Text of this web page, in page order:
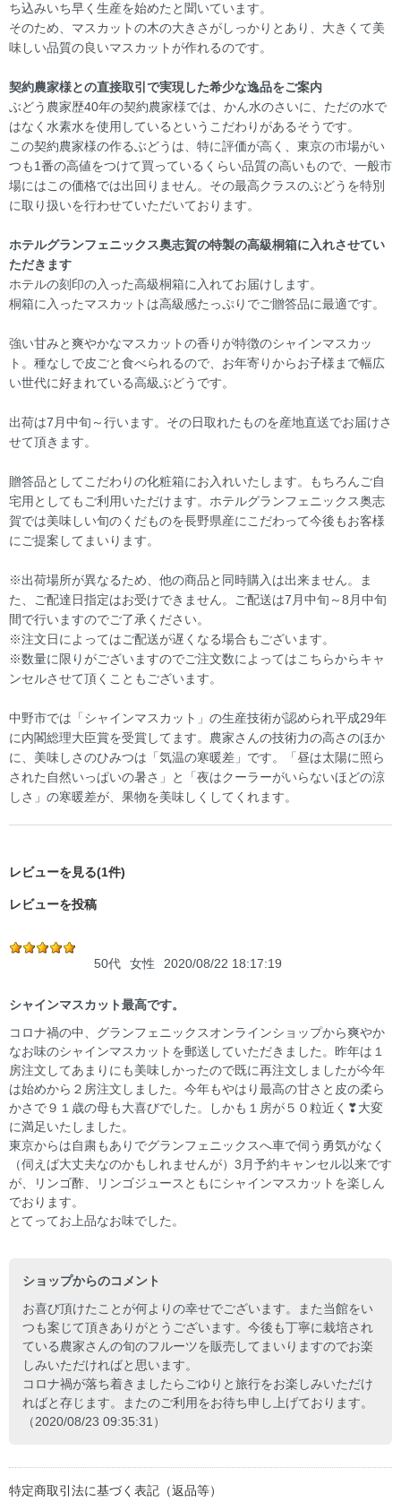
ち込みいち早く生産を始めたと聞いています。
そのため、マスカットの木の大きさがしっかりとあり、大きくて美
味しい品質の良いマスカットが作れるのです。
契約農家様との直接取引で実現した希少な逸品をご案内
ぶどう農家歴40年の契約農家様では、かん水のさいに、ただの水で
はなく水素水を使用しているというこだわりがあるそうです。
この契約農家様の作るぶどうは、特に評価が高く、東京の市場がい
つも1番の高値をつけて買っているくらい品質の高いもので、一般市
場にはこの価格では出回りません。その最高クラスのぶどうを特別
に取り扱いを行わせていただいております。
ホテルグランフェニックス奥志賀の特製の高級桐箱に入れさせてい
ただきます
ホテルの刻印の入った高級桐箱に入れてお届けします。
桐箱に入ったマスカットは高級感たっぷりでご贈答品に最適です。
強い甘みと爽やかなマスカットの香りが特徴のシャインマスカッ
ト。種なしで皮ごと食べられるので、お年寄りからお子様まで幅広
い世代に好まれている高級ぶどうです。
出荷は7月中旬～行います。その日取れたものを産地直送でお届けさ
せて頂きます。
贈答品としてこだわりの化粧箱にお入れいたします。もちろんご自
宅用としてもご利用いただけます。ホテルグランフェニックス奥志
賀では美味しい旬のくだものを長野県産にこだわって今後もお客様
にご提案してまいります。
※出荷場所が異なるため、他の商品と同時購入は出来ません。ま
た、ご配達日指定はお受けできません。ご配送は7月中旬～8月中旬
間で行いますのでご了承ください。
※注文日によってはご配送が遅くなる場合もございます。
※数量に限りがございますのでご注文数によってはこちらからキャ
ンセルさせて頂くこともございます。
中野市では「シャインマスカット」の生産技術が認められ平成29年
に内閣総理大臣賞を受賞してます。農家さんの技術力の高さのほか
に、美味しさのひみつは「気温の寒暖差」です。「昼は太陽に照ら
された自然いっぱいの暑さ」と「夜はクーラーがいらないほどの涼
しさ」の寒暖差が、果物を美味しくしてくれます。
レビューを見る(1件)
レビューを投稿
50代 女性 2020/08/22 18:17:19
シャインマスカット最高です。
コロナ禍の中、グランフェニックスオンラインショップから爽やか
なお味のシャインマスカットを郵送していただきました。昨年は１
房注文してあまりにも美味しかったので既に再注文しましたが今年
は始めから２房注文しました。今年もやはり最高の甘さと皮の柔ら
かさで９１歳の母も大喜びでした。しかも１房が５０粒近く❣大変
に満足いたしました。
東京からは自粛もありでグランフェニックスへ車で伺う勇気がなく
（伺えば大丈夫なのかもしれませんが）3月予約キャンセル以来です
が、リンゴ酢、リンゴジュースともにシャインマスカットを楽しん
でおります。
とてってお上品なお味でした。
ショップからのコメント
お喜び頂けたことが何よりの幸せでございます。また当館をい
つも案じて頂きありがとうございます。今後も丁寧に栽培され
ている農家さんの旬のフルーツを販売してまいりますのでお楽
しみいただければと思います。
コロナ禍が落ち着きましたらごゆりと旅行をお楽しみいただけ
ればと存じます。またのご利用をお待ち申し上げております。
（2020/08/23 09:35:31）
特定商取引法に基づく表記（返品等）